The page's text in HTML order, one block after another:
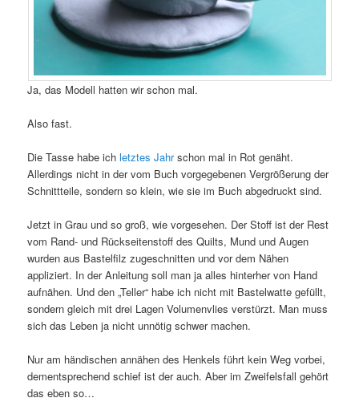
Ja, das Modell hatten wir schon mal.
Also fast.
Die Tasse habe ichletztes Jahrschon mal in Rot genäht.
Allerdings nicht in der vom Buch vorgegebenen Vergrößerung der
Schnittteile, sondern so klein, wie sie im Buch abgedruckt sind.
Jetzt in Grau und so groß, wie vorgesehen. Der Stoff ist der Rest
vom Rand- und Rückseitenstoff des Quilts, Mund und Augen
wurden aus Bastelfilz zugeschnitten und vor dem Nähen
appliziert. In der Anleitung soll man ja alles hinterher von Hand
aufnähen. Und den „Teller“ habe ich nicht mit Bastelwatte gefüllt,
sondern gleich mit drei Lagen Volumenvlies verstürzt. Man muss
sich das Leben ja nicht unnötig schwer machen.
Nur am händischen annähen des Henkels führt kein Weg vorbei,
dementsprechend schief ist der auch. Aber im Zweifelsfall gehört
das eben so…